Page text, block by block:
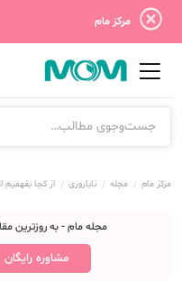
مرکز مام
مرکز مام مجله ناباروری از کجا
مجله مام - به روزترین
مشاوره رایگان